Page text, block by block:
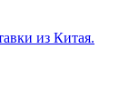
из Китая.